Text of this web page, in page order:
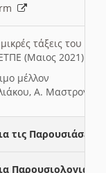
τάξεις του
(Μαιος 2021)
μέλλον
Α.
Παρουσιάσεις
Παρουσιολογια